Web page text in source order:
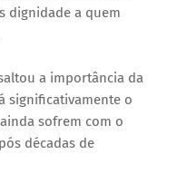
dignidade a quem
a importância da
significativamente o
sofrem com o
décadas de